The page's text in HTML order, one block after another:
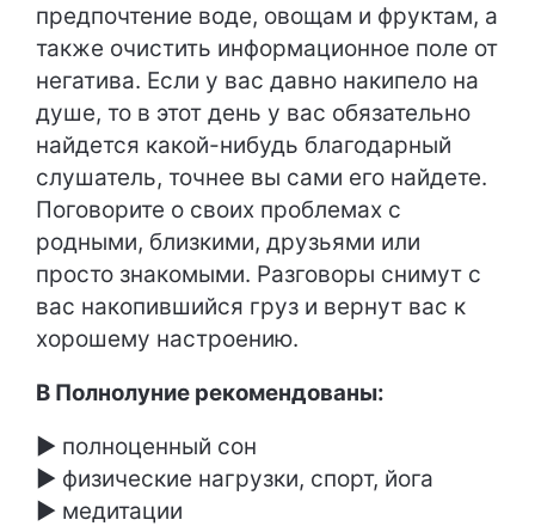
предпочтение воде, овощам и фруктам, а
также очистить информационное поле от
негатива. Если у вас давно накипело на
душе, то в этот день у вас обязательно
найдется какой-нибудь благодарный
слушатель, точнее вы сами его найдете.
Поговорите о своих проблемах с
родными, близкими, друзьями или
просто знакомыми. Разговоры снимут с
вас накопившийся груз и вернут вас к
хорошему настроению.
В Полнолуние рекомендованы:
► полноценный сон
► физические нагрузки, спорт, йога
► медитации